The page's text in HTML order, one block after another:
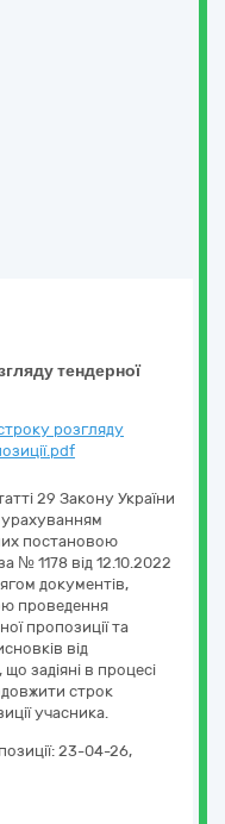
тендерної
розгляду
29 Закону України
урахуванням
постановою
№ 1178 від 12.10.2022
документів,
проведення
пропозиції та
від
що задіяні в процесі
строк
учасника.
23-04-26,